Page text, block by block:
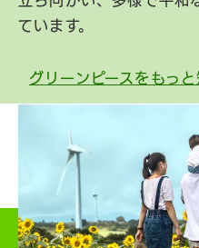
ています。
グリーンピースをもっと